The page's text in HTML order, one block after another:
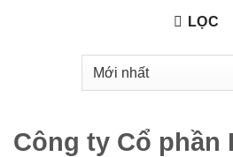
LỌC
Công ty Cổ phần